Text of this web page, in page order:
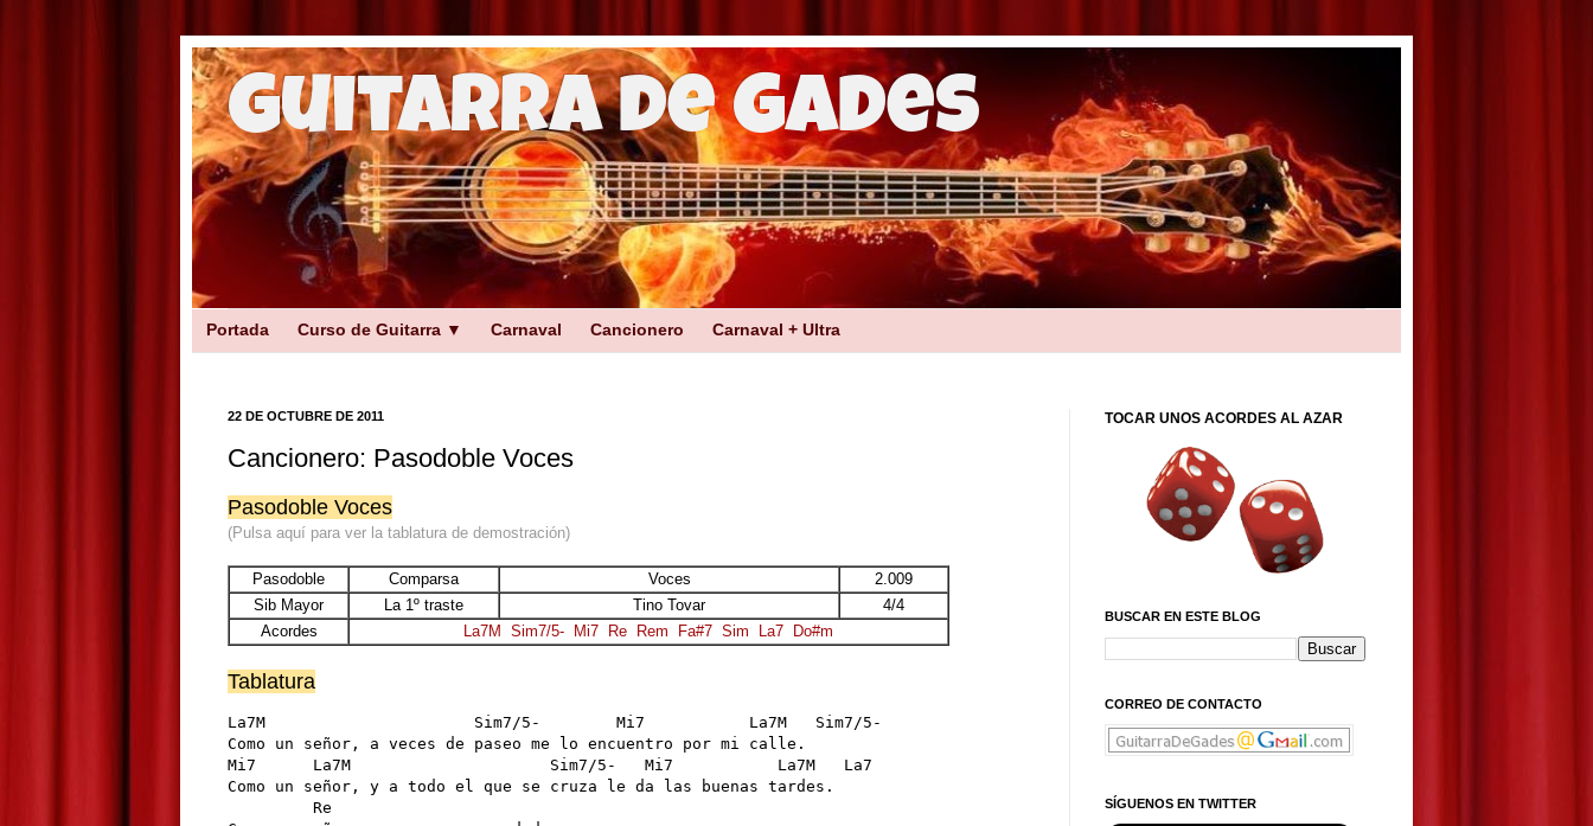
Guitarra de Gades
Portada Curso de Guitarra ▼ Carnaval Cancionero Carnaval + Ultra
22 DE OCTUBRE DE 2011
Cancionero: Pasodoble Voces
Pasodoble Voces
(Pulsa aquí para ver la tablatura de demostración)
Pasodoble Comparsa Voces
2.009
Sib Mayor
La 1º traste Tino Tovar
4/4
Acordes
La7M Sim7/5- Mi7 Re Rem Fa#7 Sim La7 Do#m
Tablatura
La7M                      Sim7/5-        Mi7           La7M   Sim7/5-
Como un señor, a veces de paseo me lo encuentro por mi calle.
Mi7      La7M                     Sim7/5-   Mi7           La7M   La7
Como un señor, y a todo el que se cruza le da las buenas tardes.
         Re
TOCAR UNOS ACORDES AL AZAR
BUSCAR EN ESTE BLOG
CORREO DE CONTACTO
SÍGUENOS EN TWITTER